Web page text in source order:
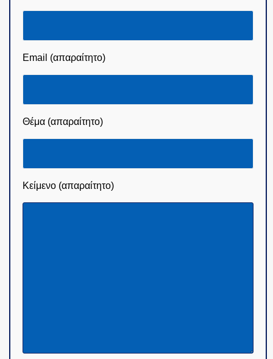
Email (απαραίτητο)
Θέμα (απαραίτητο)
Κείμενο (απαραίτητο)